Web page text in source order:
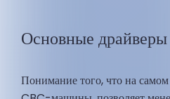
Основные
Понимание того, что на самом